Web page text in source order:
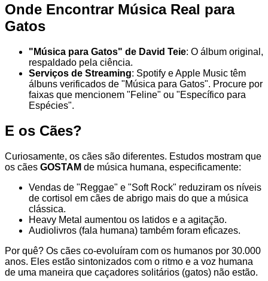
Onde Encontrar Música Real para
Gatos
"Música para Gatos" de David Teie: O álbum original,
respaldado pela ciência.
Serviços de Streaming: Spotify e Apple Music têm
álbuns verificados de "Música para Gatos". Procure por
faixas que mencionem "Feline" ou "Específico para
Espécies".
E os Cães?
Curiosamente, os cães são diferentes. Estudos mostram que
os cães GOSTAM de música humana, especificamente:
Vendas de "Reggae" e "Soft Rock" reduziram os níveis
de cortisol em cães de abrigo mais do que a música
clássica.
Heavy Metal aumentou os latidos e a agitação.
Audiolivros (fala humana) também foram eficazes.
Por quê? Os cães co-evoluíram com os humanos por 30.000
anos. Eles estão sintonizados com o ritmo e a voz humana
de uma maneira que caçadores solitários (gatos) não estão.